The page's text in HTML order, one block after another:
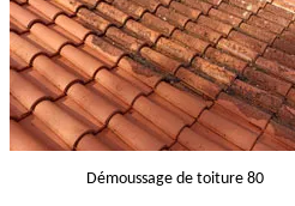
Démoussage de toiture 80